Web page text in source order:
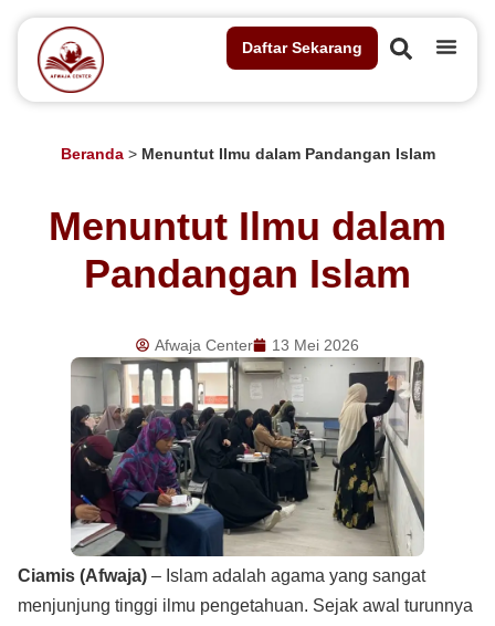
Daftar Sekarang
Beranda> Menuntut Ilmu dalam Pandangan Islam
Menuntut Ilmu dalam
Pandangan Islam
Afwaja Center 13 Mei 2026
Ciamis (Afwaja) – Islam adalah agama yang sangat
menjunjung tinggi ilmu pengetahuan. Sejak awal turunnya